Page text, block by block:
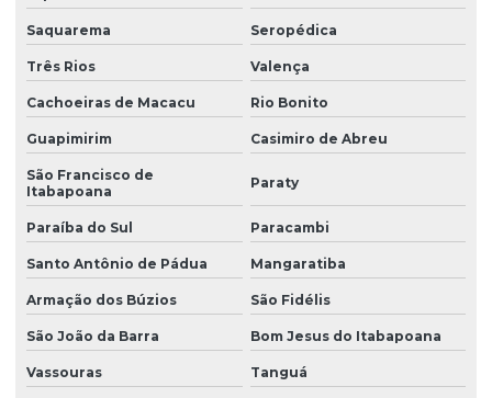
Saquarema Seropédica
Três Rios Valença
Cachoeiras de Macacu Rio Bonito
Guapimirim Casimiro de Abreu
São Francisco de
Itabapoana
Paraty
Paraíba do Sul Paracambi
Santo Antônio de Pádua Mangaratiba
Armação dos Búzios São Fidélis
São João da Barra Bom Jesus do Itabapoana
Vassouras Tanguá